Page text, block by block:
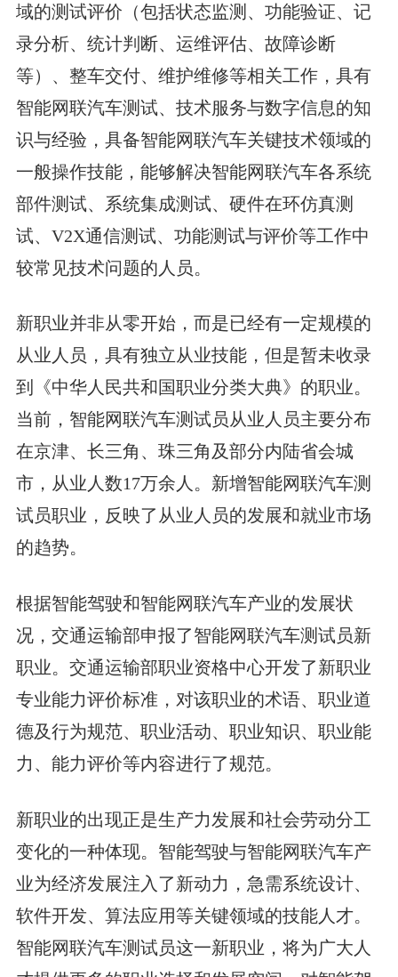
域的测试评价（包括状态监测、功能验证、记
录分析、统计判断、运维评估、故障诊断
等）、整车交付、维护维修等相关工作，具有
智能网联汽车测试、技术服务与数字信息的知
识与经验，具备智能网联汽车关键技术领域的
一般操作技能，能够解决智能网联汽车各系统
部件测试、系统集成测试、硬件在环仿真测
试、V2X通信测试、功能测试与评价等工作中
较常见技术问题的人员。
新职业并非从零开始，而是已经有一定规模的
从业人员，具有独立从业技能，但是暂未收录
到《中华人民共和国职业分类大典》的职业。
当前，智能网联汽车测试员从业人员主要分布
在京津、长三角、珠三角及部分内陆省会城
市，从业人数17万余人。新增智能网联汽车测
试员职业，反映了从业人员的发展和就业市场
的趋势。
根据智能驾驶和智能网联汽车产业的发展状
况，交通运输部申报了智能网联汽车测试员新
职业。交通运输部职业资格中心开发了新职业
专业能力评价标准，对该职业的术语、职业道
德及行为规范、职业活动、职业知识、职业能
力、能力评价等内容进行了规范。
新职业的出现正是生产力发展和社会劳动分工
变化的一种体现。智能驾驶与智能网联汽车产
业为经济发展注入了新动力，急需系统设计、
软件开发、算法应用等关键领域的技能人才。
智能网联汽车测试员这一新职业，将为广大人